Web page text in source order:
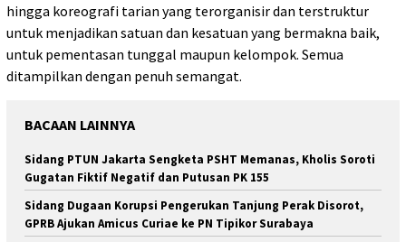
hingga koreografi tarian yang terorganisir dan terstruktur
untuk menjadikan satuan dan kesatuan yang bermakna baik,
untuk pementasan tunggal maupun kelompok. Semua
ditampilkan dengan penuh semangat.
BACAAN LAINNYA
Sidang PTUN Jakarta Sengketa PSHT Memanas, Kholis Soroti
Gugatan Fiktif Negatif dan Putusan PK 155
Sidang Dugaan Korupsi Pengerukan Tanjung Perak Disorot,
GPRB Ajukan Amicus Curiae ke PN Tipikor Surabaya